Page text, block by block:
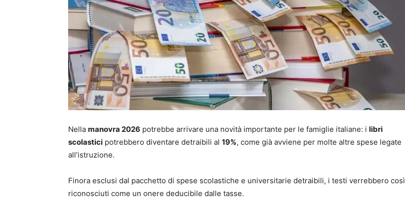
Nella manovra 2026 potrebbe arrivare una novità importante per le famiglie italiane: i libri
scolastici potrebbero diventare detraibili al 19%, come già avviene per molte altre spese legate
all’istruzione.
Finora esclusi dal pacchetto di spese scolastiche e universitarie detraibili, i testi verrebbero così
riconosciuti come un onere deducibile dalle tasse.